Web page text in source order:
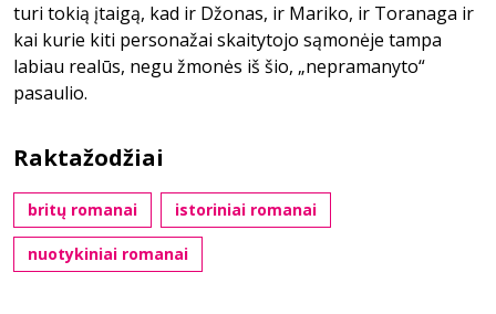
turi tokią įtaigą, kad ir Džonas, ir Mariko, ir Toranaga ir
kai kurie kiti personažai skaitytojo sąmonėje tampa
labiau realūs, negu žmonės iš šio, „nepramanyto“
pasaulio.
Raktažodžiai
britų romanai istoriniai romanai
nuotykiniai romanai